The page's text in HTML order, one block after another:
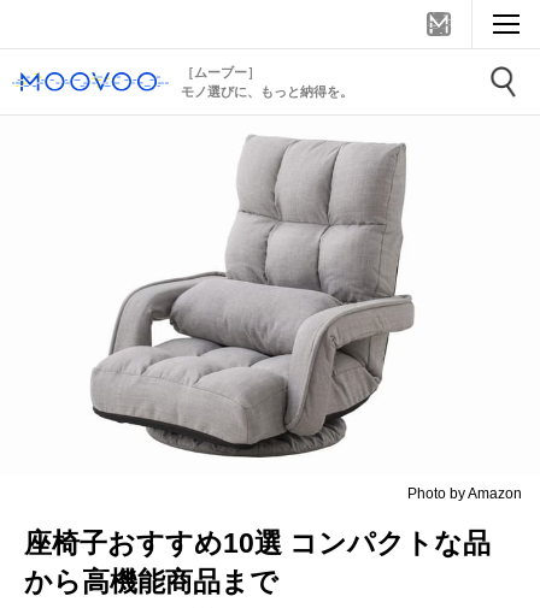
［ムーブー］
モノ選びに、もっと納得を。
Photo by Amazon
座椅子おすすめ10選 コンパクトな品
から高機能商品まで